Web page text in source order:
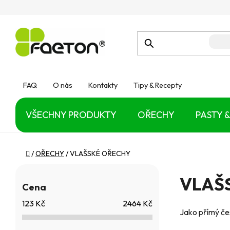
obsah
VŠECHNY PRODUKTY OŘECHY PASTY
FAQ O nás Kontakty Tipy & Recepty
Domů
/OŘECHY/VLAŠSKÉ OŘECHY
o
s
Cena
123 Kč 2464 Kč
Jako přímý